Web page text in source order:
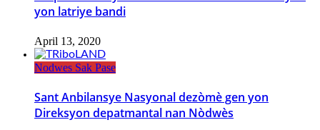
yon latriye bandi
April 13, 2020
Nodwes Sak Pase
Sant Anbilansye Nasyonal dezòmè gen yon
Direksyon depatmantal nan Nòdwès